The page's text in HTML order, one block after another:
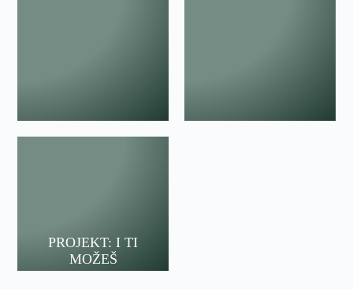
PROJEKT: I TI
MOŽEŠ